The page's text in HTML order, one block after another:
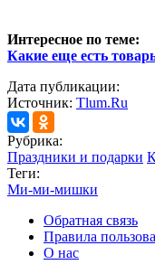
Интересное по теме:
Какие еще есть
Дата публикации:
Источник: Tlum.Ru
Рубрика:
Праздники и подарки
Теги:
Ми-ми-мишки
Обратная связь
Правила
О нас